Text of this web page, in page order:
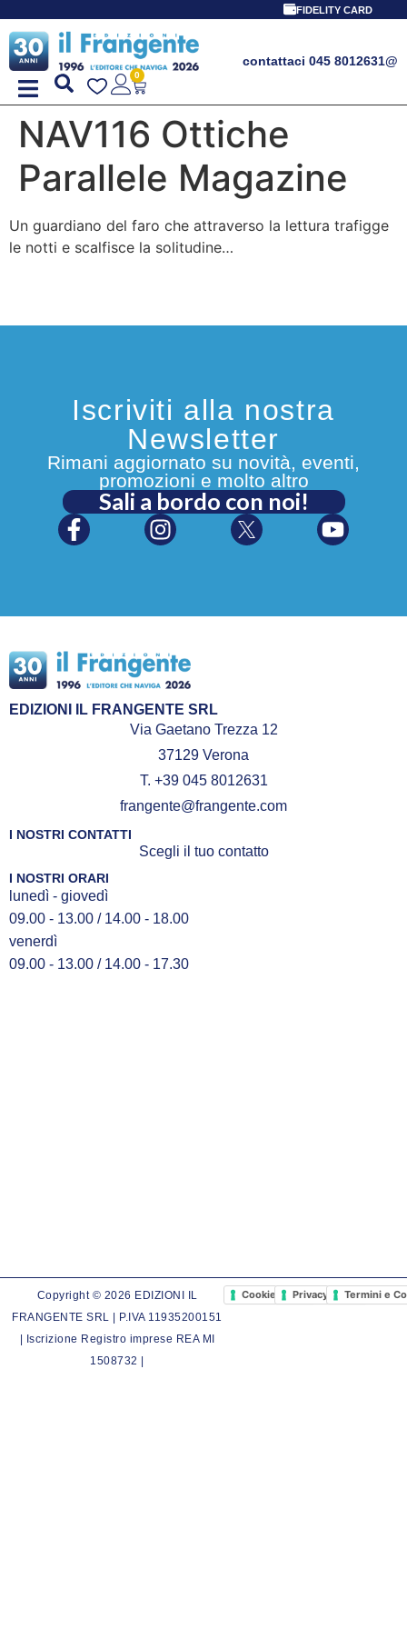
FIDELITY CARD
contattaci 045 8012631@
0
NAV116 Ottiche
Parallele Magazine
Un guardiano del faro che attraverso la lettura trafigge
le notti e scalfisce la solitudine…
Iscriviti alla nostra
Newsletter
Rimani aggiornato su novità, eventi,
promozioni e molto altro
Sali a bordo con noi!
EDIZIONI IL FRANGENTE SRL
Via Gaetano Trezza 12
37129 Verona
T. +39 045 8012631
frangente@frangente.com
I NOSTRI CONTATTI
Scegli il tuo contatto
I NOSTRI ORARI
lunedì - giovedì
09.00 - 13.00 / 14.00 - 18.00
venerdì
09.00 - 13.00 / 14.00 - 17.30
Copyright © 2026 EDIZIONI IL
FRANGENTE SRL | P.IVA 11935200151
| Iscrizione Registro imprese REA MI
1508732 |
Cookie PolicyPrivacy PolicyTermini e